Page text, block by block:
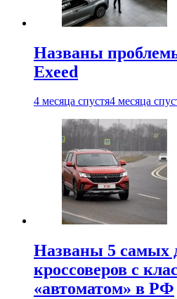
Названы
Exeed
4 месяца спустя4 месяца
Названы 5 самых
кроссоверов с
«автоматом» в РФ